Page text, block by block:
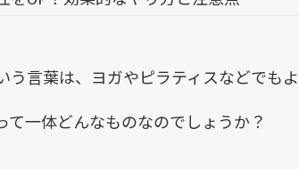
う言葉は、ヨガやピラティスなどでも
て一体どんなものなのでしょうか？